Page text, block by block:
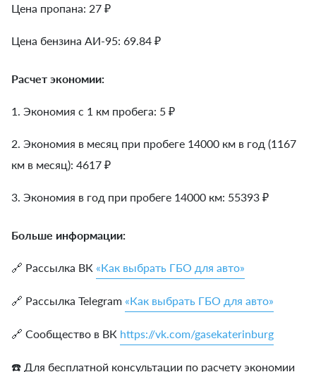
Цена пропана: 27 ₽
Цена бензина АИ-95: 69.84 ₽
Расчет экономии:
1. Экономия с 1 км пробега: 5 ₽
2. Экономия в месяц при пробеге 14000 км в год (1167
км в месяц): 4617 ₽
3. Экономия в год при пробеге 14000 км: 55393 ₽
Больше информации:
🔗 Рассылка ВК «Как выбрать ГБО для авто»
🔗 Рассылка Telegram «Как выбрать ГБО для авто»
🔗 Сообщество в ВК https://vk.com/gasekaterinburg
☎️ Для бесплатной консультации по расчету экономии